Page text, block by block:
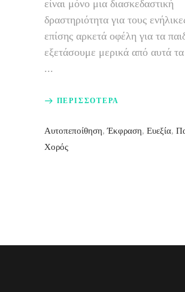
είναι μόνο μια διασκεδαστική
δραστηριότητα για τους
επίσης αρκετά οφέλη για τα
εξετάσουμε μερικά από αυτά
ΠΕΡΙΣΣΟΤΕΡΑ
Αυτοπεποίθηση,Έκφραση, Ευεξία,
Χορός